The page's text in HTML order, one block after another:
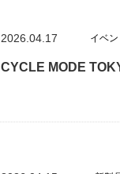
2026.04.17 イベン
CYCLE MODE